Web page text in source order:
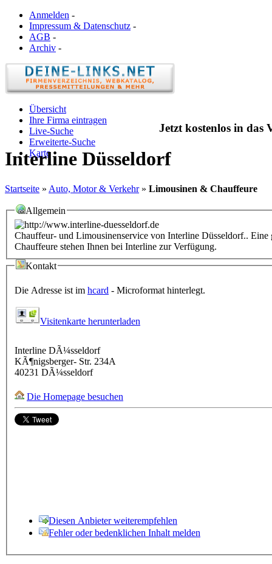
Anmelden -
Impressum & Datenschutz -
AGB -
Archiv -
Übersicht
Ihre Firma eintragen
Live-Suche
Erweiterte-Suche
Karte
Jetzt kostenlos in das
Interline Düsseldorf
Startseite » Auto, Motor & Verkehr» Limousinen & Chauffeure
Allgemein
Chauffeur- und Limousinenservice von Interline Düsseldorf.. Eine
Chauffeure stehen Ihnen bei Interline zur Verfügung.
Kontakt
Die Adresse ist im hcard - Microformat hinterlegt.
Visitenkarte herunterladen
Interline DÃ¼sseldorf
KÃ¶nigsberger- Str. 234A
40231 DÃ¼sseldorf
Die Homepage besuchen
Diesen Anbieter weiterempfehlen
Fehler oder bedenklichen Inhalt melden